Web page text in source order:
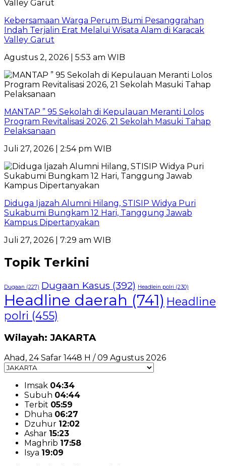
Kebersamaan Warga Perum Bumi Pesanggrahan
Indah Terjalin Erat Melalui Wisata Alam di Karacak
Valley Garut
Agustus 2, 2026 | 5:53 am WIB
MANTAP ” 95 Sekolah di Kepulauan Meranti Lolos
Program Revitalisasi 2026, 21 Sekolah Masuki Tahap
Pelaksanaan
Juli 27, 2026 | 2:54 pm WIB
Diduga Ijazah Alumni Hilang, STISIP Widya Puri
Sukabumi Bungkam 12 Hari, Tanggung Jawab
Kampus Dipertanyakan
Juli 27, 2026 | 7:29 am WIB
Topik Terkini
Dugaan (227) Dugaan Kasus (392) Headlein polri (230)
Headline daerah (741) Headline
polri (455)
Wilayah: JAKARTA
Ahad, 24 Safar 1448 H / 09 Agustus 2026
Imsak 04:34
Subuh 04:44
Terbit 05:59
Dhuha 06:27
Dzuhur 12:02
Ashar 15:23
Maghrib 17:58
Isya 19:09